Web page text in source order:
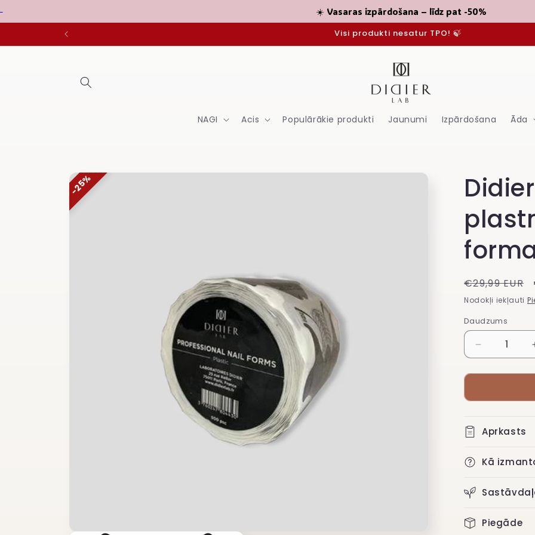
Pāriet
saturu
Visi produkti nesatur TPO! 🍃
NAGI Acis Populārākie produkti Jaunumi Izpārdošana Āda
Pāriet uz
produkta
informāciju
25%
Regulārā
cena
€29,99 EUR
Nodokļi iekļauti
Daudzums
Samazināt
daudzumu
Didier
plastmasas
forma
500gab
Aprkasts
Kā
Piegāde
☀️ Vasaras izpārdošana – līdz pat -50%